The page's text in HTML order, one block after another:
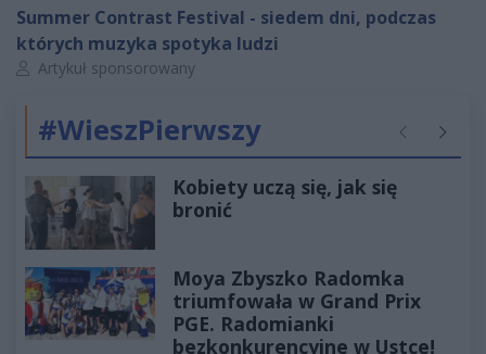
Summer Contrast Festival - siedem dni, podczas
których muzyka spotyka ludzi
Autor artykułu:
Artykuł sponsorowany
#WieszPierwszy Poprzednie
Kobiety uczą się, jak się
bronić
Moya Zbyszko Radomka
triumfowała w Grand Prix
PGE. Radomianki
bezkonkurencyjne w Ustce!